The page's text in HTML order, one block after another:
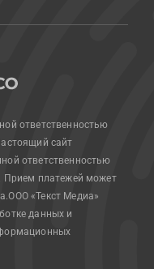
ответственностью
сайт
ответственностью
Прием платежей может
ООО «Текст Медиа»
данных и